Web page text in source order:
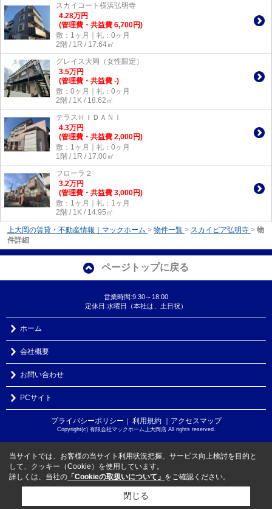
スカイコート横浜弘明寺
4.28万円
(管理費・共益費 6,700円)
敷：1ヶ月｜礼：0ヶ月
2階 / 1R / 17.64㎡
グレイス大岡（女性限定）
3.5万円
(管理費・共益費 -)
敷：0ヶ月｜礼：0ヶ月
2階 / 1K / 18.62㎡
テラスＨＩＤＡＮＩ
4.3万円
(管理費・共益費 2,000円)
敷：1ヶ月｜礼：0ヶ月
1階 / 1R / 17.00㎡
フローラ２
3.2万円
(管理費・共益費 3,000円)
敷：1ヶ月｜礼：1ヶ月
2階 / 1K / 14.95㎡
上大岡の賃貸・不動産情報｜マックホーム > 物件一覧 > スカイピア弘明寺 > 物
件詳細
ページトップに戻る
営業時間:9:30～18:00
定休日:水曜日（本社は、土日祝）
ホーム
会社概要
お問い合わせ
PCサイト
プライバシーポリシー ｜ 利用規約 ｜アクセスマップ
Copyright(c) 有限会社マックホーム上大岡店 All rights reserved.
当サイトでは、お客様の当サイト利用状況把握、サービス向上検討を目的と
して、クッキー（Cookie）を使用しています。
詳しくは、当社の 「Cookieの取扱いについて」 をご確認ください。
閉じる